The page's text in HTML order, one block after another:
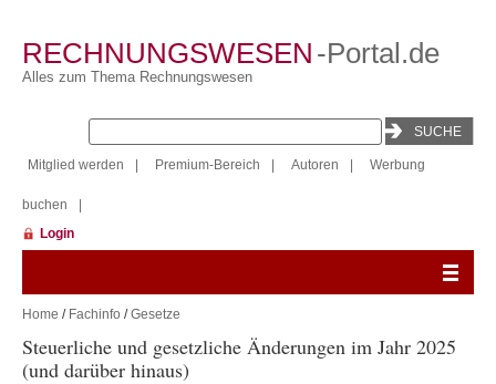
RECHNUNGSWESEN -Portal.de
Alles zum Thema Rechnungswesen
Mitglied werden Premium-Bereich Autoren Werbung
buchen
Login
Home / Fachinfo /Gesetze
Steuerliche und gesetzliche Änderungen im Jahr 2025
(und darüber hinaus)